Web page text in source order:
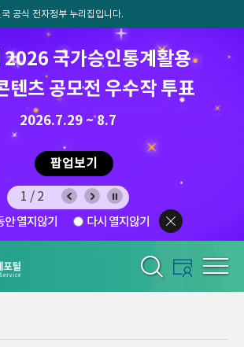
공식 전자정부 누리집입니다.
국가승인통계활용
텐츠 공모전 우수작 투표
2026.7.29 ~ 8.7
팝업보기
8.7.(금) ~ 8.21.(금)
1/2
안 열지않기 다시 열지않기